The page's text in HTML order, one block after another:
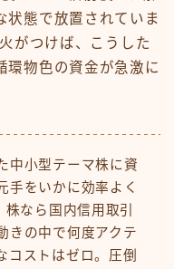
状態で放置されていま
がつけば、こうした
環物色の資金が急激に
中小型テーマ株に資
手をいかに効率よく
なら国内信用取引
きの中で何度アクテ
コストはゼロ。圧倒